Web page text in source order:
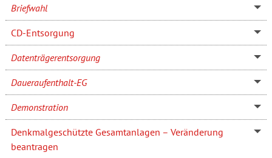
Briefwahl
CD-Entsorgung
Datenträgerentsorgung
Daueraufenthalt-EG
Demonstration
Denkmalgeschützte Gesamtanlagen – Veränderung
beantragen